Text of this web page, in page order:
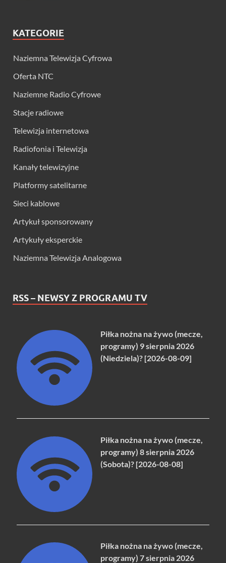
KATEGORIE
Naziemna Telewizja Cyfrowa
Oferta NTC
Naziemne Radio Cyfrowe
Stacje radiowe
Telewizja internetowa
Radiofonia i Telewizja
Kanały telewizyjne
Platformy satelitarne
Sieci kablowe
Artykuł sponsorowany
Artykuły eksperckie
Naziemna Telewizja Analogowa
RSS – NEWSY Z PROGRAMU TV
Piłka nożna na żywo (mecze,
programy) 9 sierpnia 2026
(Niedziela)? [2026-08-09]
Piłka nożna na żywo (mecze,
programy) 8 sierpnia 2026
(Sobota)? [2026-08-08]
Piłka nożna na żywo (mecze,
programy) 7 sierpnia 2026